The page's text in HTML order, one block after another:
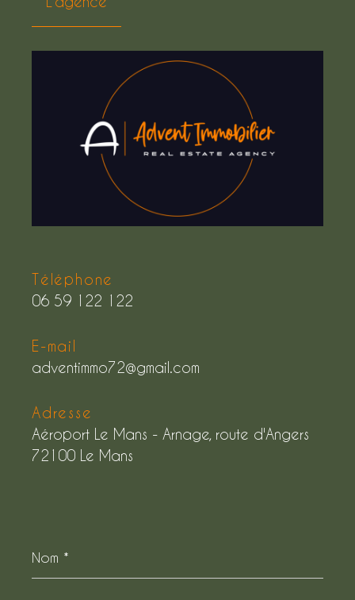
Téléphone
06 59 122 122
E-mail
adventimmo72@gmail.com
Adresse
Aéroport Le Mans - Arnage, route d'Angers
72100 Le Mans
*